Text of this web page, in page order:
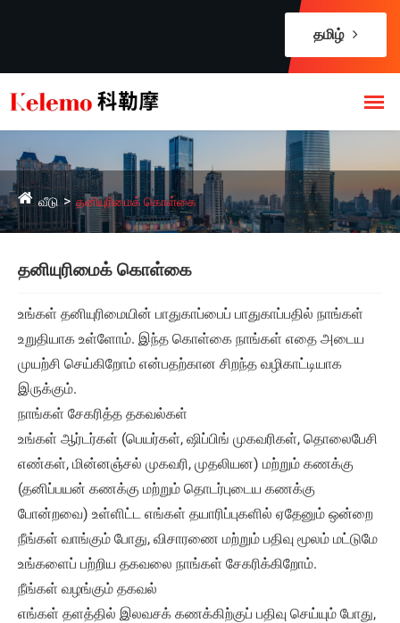
தமிழ்
வீடு தனியுரிமைக் கொள்கை
தனியுரிமைக் கொள்கை
உங்கள் தனியுரிமையின் பாதுகாப்பைப் பாதுகாப்பதில் நாங்கள்
உறுதியாக உள்ளோம். இந்த கொள்கை நாங்கள் எதை அடைய
முயற்சி செய்கிறோம் என்பதற்கான சிறந்த வழிகாட்டியாக
இருக்கும்.
நாங்கள் சேகரித்த தகவல்கள்
உங்கள் ஆர்டர்கள் (பெயர்கள், ஷிப்பிங் முகவரிகள், தொலைபேசி
எண்கள், மின்னஞ்சல் முகவரி, முதலியன) மற்றும் கணக்கு
(தனிப்பயன் கணக்கு மற்றும் தொடர்புடைய கணக்கு
போன்றவை) உள்ளிட்ட எங்கள் தயாரிப்புகளில் ஏதேனும் ஒன்றை
நீங்கள் வாங்கும் போது, ​​விசாரணை மற்றும் பதிவு மூலம் மட்டுமே
உங்களைப் பற்றிய தகவலை நாங்கள் சேகரிக்கிறோம்.
நீங்கள் வழங்கும் தகவல்
எங்கள் தளத்தில் இலவசக் கணக்கிற்குப் பதிவு செய்யும் போது, ​​